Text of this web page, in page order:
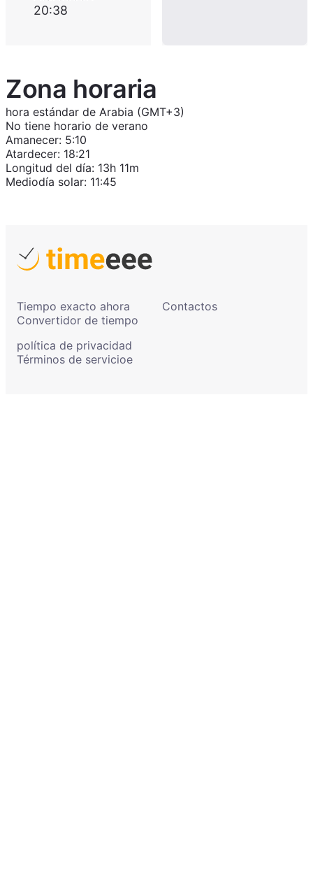
20:38
Zona horaria
hora estándar de Arabia (GMT+3)
No tiene horario de verano
Amanecer: 5:10
Atardecer: 18:21
Longitud del día: 13h 11m
Mediodía solar: 11:45
Tiempo exacto ahora
Convertidor de tiempo
Contactos
política de privacidad
Términos de servicioe